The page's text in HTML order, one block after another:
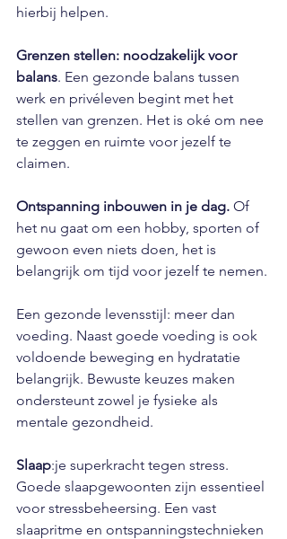
hierbij helpen.
Grenzen stellen: noodzakelijk voor
balans. Een gezonde balans tussen
werk en privéleven begint met het
stellen van grenzen. Het is oké om nee
te zeggen en ruimte voor jezelf te
claimen.
Ontspanning inbouwen in je dag. Of
het nu gaat om een hobby, sporten of
gewoon even niets doen, het is
belangrijk om tijd voor jezelf te nemen.
Een gezonde levensstijl: meer dan
voeding. Naast goede voeding is ook
voldoende beweging en hydratatie
belangrijk. Bewuste keuzes maken
ondersteunt zowel je fysieke als
mentale gezondheid.
Slaap:je superkracht tegen stress.
Goede slaapgewoonten zijn essentieel
voor stressbeheersing. Een vast
slaapritme en ontspanningstechnieken